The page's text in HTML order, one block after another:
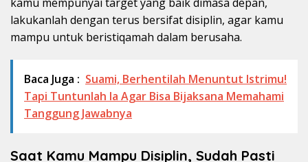
kamu mempunyai target yang baik dimasa depan,
lakukanlah dengan terus bersifat disiplin, agar kamu
mampu untuk beristiqamah dalam berusaha.
Baca Juga : Suami, Berhentilah Menuntut Istrimu!
Tapi Tuntunlah Ia Agar Bisa Bijaksana Memahami
Tanggung Jawabnya
Saat Kamu Mampu Disiplin, Sudah Pasti